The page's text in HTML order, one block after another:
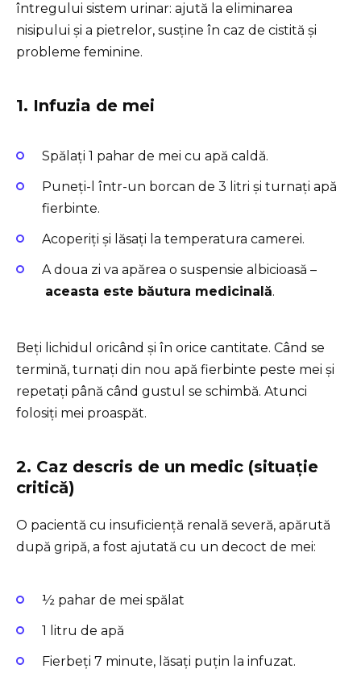
întregului sistem urinar: ajută la eliminarea
nisipului și a pietrelor, susține în caz de cistită și
probleme feminine.
1. Infuzia de mei
Spălați 1 pahar de mei cu apă caldă.
Puneți-l într-un borcan de 3 litri și turnați apă
fierbinte.
Acoperiți și lăsați la temperatura camerei.
A doua zi va apărea o suspensie albicioasă –
aceasta este băutura medicinală.
Beți lichidul oricând și în orice cantitate. Când se
termină, turnați din nou apă fierbinte peste mei și
repetați până când gustul se schimbă. Atunci
folosiți mei proaspăt.
2. Caz descris de un medic (situație
critică)
O pacientă cu insuficiență renală severă, apărută
după gripă, a fost ajutată cu un decoct de mei:
½ pahar de mei spălat
1 litru de apă
Fierbeți 7 minute, lăsați puțin la infuzat.